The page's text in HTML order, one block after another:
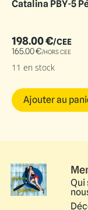
Catalina PBY-5
198.00€/CEE
165.00€/HORS CEE
11 en stock
Ajouter au
Qui